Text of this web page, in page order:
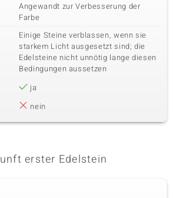
Angewandt zur Verbesserung der
Farbe
Einige Steine verblassen, wenn sie
starkem Licht ausgesetzt sind; die
Edelsteine nicht unnötig lange diesen
Bedingungen aussetzen
ja
nein
erster Edelstein